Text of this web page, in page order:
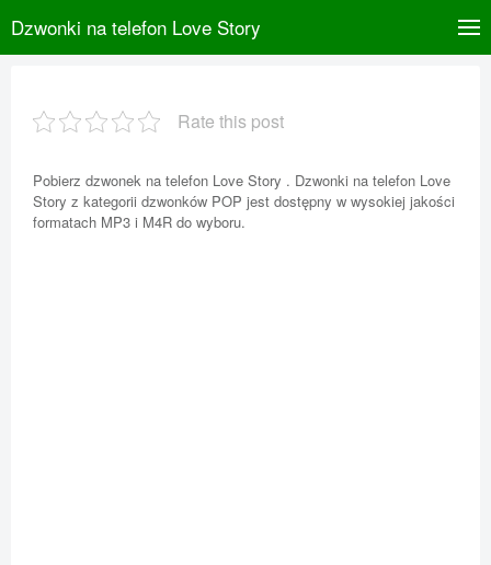
Dzwonki na telefon Love Story
Rate this post
Pobierz dzwonek na telefon Love Story . Dzwonki na telefon Love
Story z kategorii dzwonków POP jest dostępny w wysokiej jakości
formatach MP3 i M4R do wyboru.